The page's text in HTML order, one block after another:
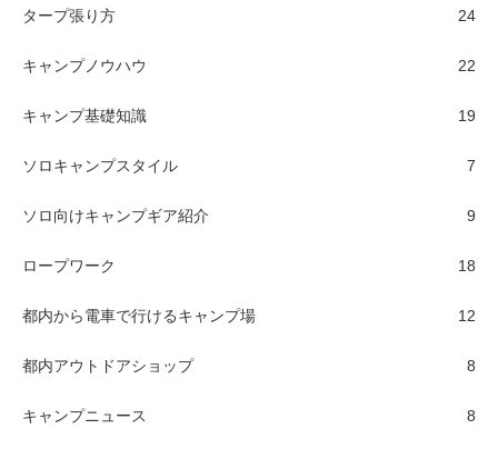
タープ張り方 24
キャンプノウハウ 22
キャンプ基礎知識 19
ソロキャンプスタイル 7
ソロ向けキャンプギア紹介 9
ロープワーク 18
都内から電車で行けるキャンプ場 12
都内アウトドアショップ 8
キャンプニュース 8